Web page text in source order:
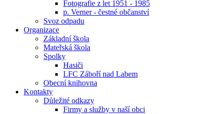
Fotografie z let 1951 - 1985
p. Verner - čestné občanství
Svoz odpadu
Organizace
Základní škola
Mateřská škola
Spolky
Hasiči
LFC Záboří nad Labem
Obecní knihovna
Kontakty
Důležité odkazy
Firmy a služby v naší obci